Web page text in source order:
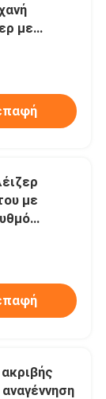
με
αέρα
με